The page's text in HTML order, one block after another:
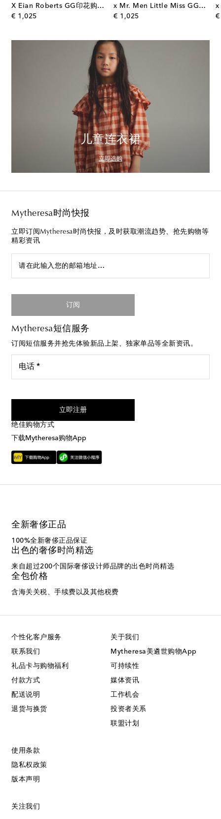
X Eian Roberts GG印花购物包
€ 1,025original price
x Mr. Men Little Miss GG帆布托特包
€ 1,025original price €
儿童连衣裙
立即选购
Mytheresa时尚快报
立即订阅Mytheresa时尚快报，及时获取潮流趋势、抢先购物等
精彩资讯
请在此输入您的邮箱地址…
订阅
Mytheresa短信服务
订阅短信服务并抢先体验新品上架、独家单品等全新资讯。
电话 *
立即注册
绝佳购物方式
下载Mytheresa购物App
全新奢侈正品
100%全新奢侈正品保证
出色的奢侈时尚精选
来自超过200个国际奢侈设计师品牌的出色时尚精选
全包价格
含海关关税、手续费以及其他税费
个性化客户服务
联系我们
礼品卡与购物福利
付款方式
配送说明
退货与换货
关于我们
Mytheresa美遴世购物App
可持续性
媒体资讯
工作机会
投资者关系
联盟计划
使用条款
隐私权政策
版本声明
关注我们